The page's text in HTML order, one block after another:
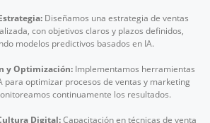
Diseñamos una estrategia de ventas
con objetivos claros y plazos definidos,
modelos predictivos basados en IA.
y Optimización:Implementamos herramientas
para optimizar procesos de ventas y marketing
continuamente los resultados.
Digital:Capacitación en técnicas de venta